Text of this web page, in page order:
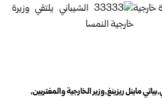
بياتي ماينل ريزينغ وزير الخارجية والمغتربين